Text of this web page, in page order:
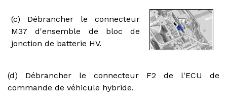
(c) Débrancher le connecteur
M37 d'ensemble de bloc de
jonction de batterie HV.
(d) Débrancher le connecteur F2 de l'ECU de
commande de véhicule hybride.